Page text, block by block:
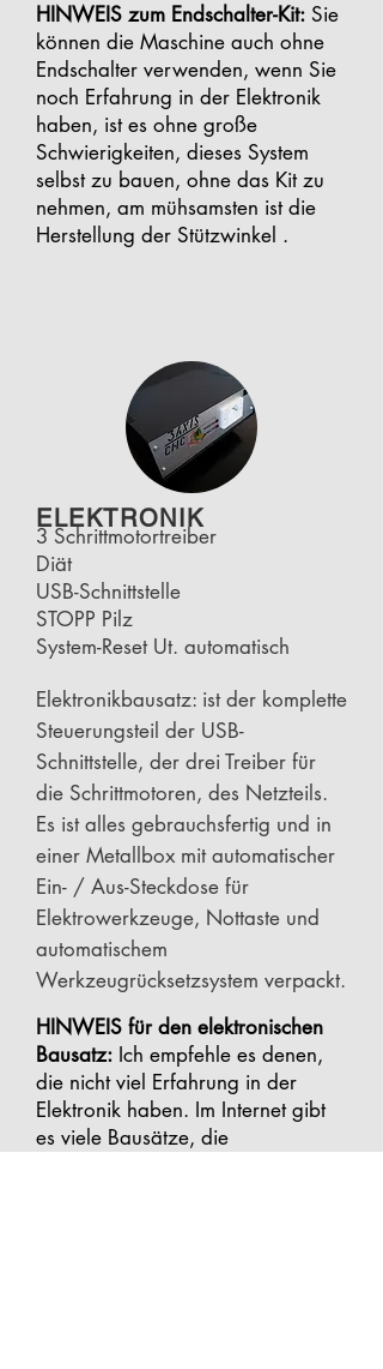
HINWEIS zum Endschalter-Kit: Sie
können die Maschine auch ohne
Endschalter verwenden, wenn Sie
noch Erfahrung in der Elektronik
haben, ist es ohne große
Schwierigkeiten, dieses System
selbst zu bauen, ohne das Kit zu
nehmen, am mühsamsten ist die
Herstellung der Stützwinkel .
ELEKTRONIK
3 Schrittmotortreiber
Diät
USB-Schnittstelle
STOPP Pilz
System-Reset Ut. automatisch
Elektronikbausatz: ist der komplette
Steuerungsteil der USB-
Schnittstelle, der drei Treiber für
die Schrittmotoren, des Netzteils.
Es ist alles gebrauchsfertig und in
einer Metallbox mit automatischer
Ein- / Aus-Steckdose für
Elektrowerkzeuge, Nottaste und
automatischem
Werkzeugrücksetzsystem verpackt.
HINWEIS für den elektronischen
Bausatz: Ich empfehle es denen,
die nicht viel Erfahrung in der
Elektronik haben. Im Internet gibt
es viele Bausätze, die